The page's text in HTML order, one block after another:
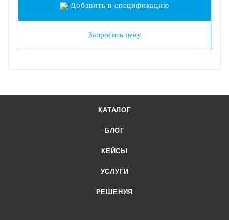
Добавить в спецификацию
Запросить цену
КАТАЛОГ
БЛОГ
КЕЙСЫ
УСЛУГИ
РЕШЕНИЯ